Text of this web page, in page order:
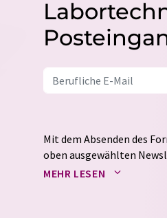
Mit dem Absenden des
oben ausgewählten
weitergegeben. Die
MEHR LESEN